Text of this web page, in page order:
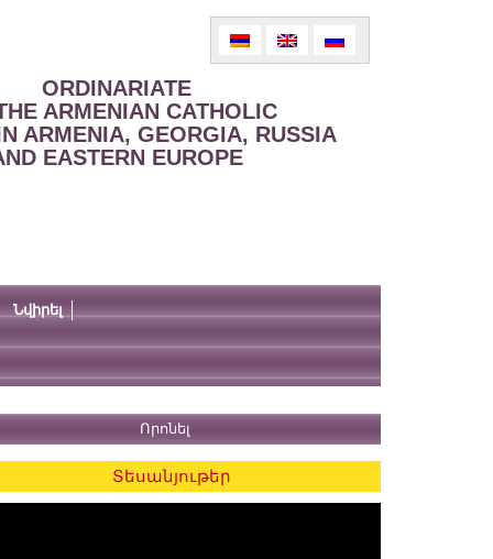
ORDINARIATE
ARMENIAN CATHOLIC
ARMENIA, GEORGIA, RUSSIA
EASTERN EUROPE
Նվիրել
Տեսանյութեր